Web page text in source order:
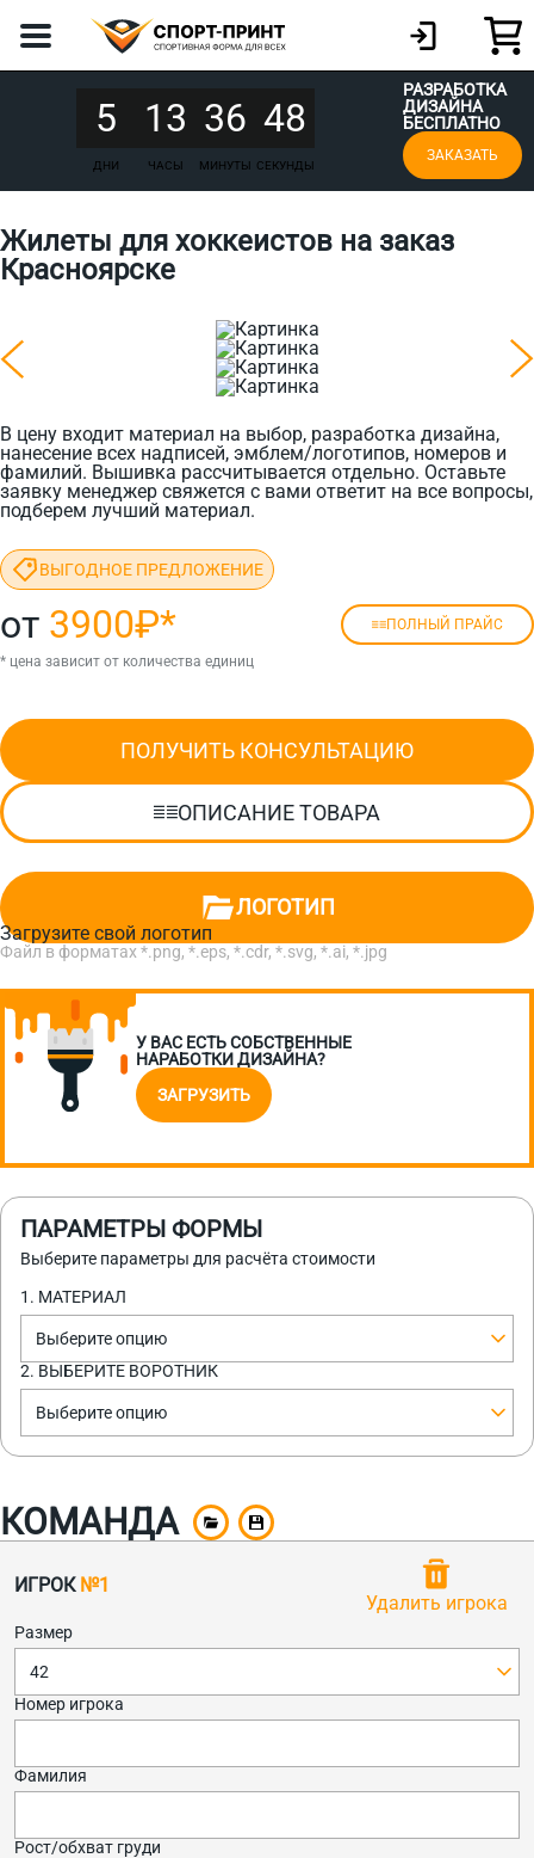
5
ДНИ
13
ЧАСЫ
36
МИНУТЫ
48
СЕКУНДЫ
РАЗРАБОТКА
ДИЗАЙНА
БЕСПЛАТНО
ЗАКАЗАТЬ
Жилеты для хоккеистов на заказ
Красноярске
В цену входит материал на выбор, разработка дизайна,
нанесение всех надписей, эмблем/логотипов, номеров и
фамилий. Вышивка рассчитывается отдельно. Оставьте
заявку менеджер свяжется с вами ответит на все вопросы,
подберем лучший материал.
ВЫГОДНОЕ ПРЕДЛОЖЕНИЕ
от 3900₽* ПОЛНЫЙ ПРАЙС
* цена зависит от количества единиц
ПОЛУЧИТЬ КОНСУЛЬТАЦИЮ
ОПИСАНИЕ ТОВАРА
ЛОГОТИП
Загрузите свой логотип
Файл в форматах *.png, *.eps, *.cdr, *.svg, *.ai, *.jpg
У ВАС ЕСТЬ СОБСТВЕННЫЕ
НАРАБОТКИ ДИЗАЙНА?
ЗАГРУЗИТЬ
ПАРАМЕТРЫ ФОРМЫ
Выберите параметры для расчёта стоимости
1. МАТЕРИАЛ
Выберите опцию
2. ВЫБЕРИТЕ ВОРОТНИК
Выберите опцию
КОМАНДА
ИГРОК №1
Удалить игрока
Размер
42
Номер игрока
Фамилия
Рост/обхват груди